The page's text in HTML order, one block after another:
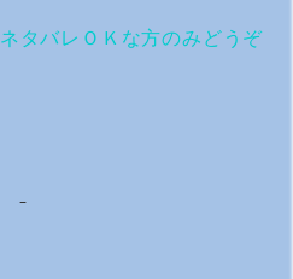
タバレＯＫな方のみどうぞ